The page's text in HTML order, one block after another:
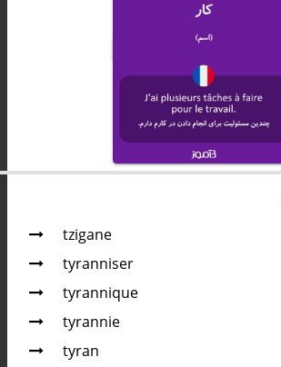
tzigane
tyranniser
tyrannique
tyrannie
tyran